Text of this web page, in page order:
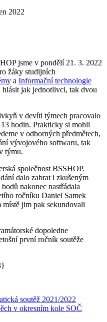
2022
jsme v pondělí 21. 3. 2022
žáky studijních
a Informační technologie
hlásit jak jednotlivci, tak dvou
v devíti týmech pracovalo
hodin. Prakticky si mohli
v odborných předmětech,
vývojového softwaru, tak
týmu.
společnost BSSHOP.
dalo zabrat i zkušeným
nakonec nastřádala
ročníku Daniel Samek
jim pak sekundovali
dopoledne
první ročník soutěže
soutěž 2021/2022
v okresním kole SOČ